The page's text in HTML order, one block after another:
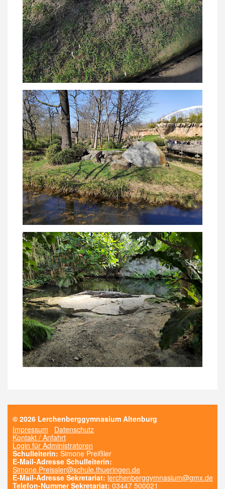
© 2026 Lerchenberggymnasium Altenburg
Impressum
Datenschutz
Kontakt / Anfahrt
Login für Administratoren
Schulleiterin: Simone Preißler
E-Mail-Adresse Schulleiterin:
Simone.Preissler@schule.thueringen.de
E-Mail-Adresse Sekretariat: lerchenberggymnasium@gmx.de
Telefon-Nummer Sekretariat: 03447 500021